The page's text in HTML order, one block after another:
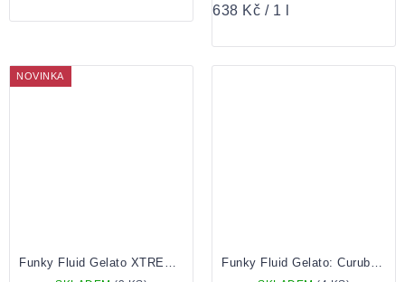
Měrná
638 Kč / 1 l
NOVINKA
Funky Fluid Gelato XTREME: Tropical Shake 0,5 Plechovka Funky Fluid Gelato: Curuba, Banana & Passionfruit 0,5 plechovka